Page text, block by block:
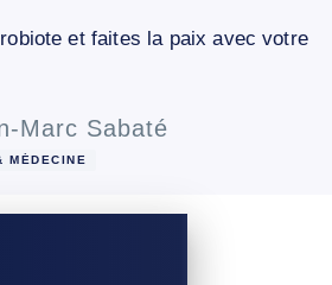
et faites la paix avec votre
Marc Sabaté
MÉDECINE